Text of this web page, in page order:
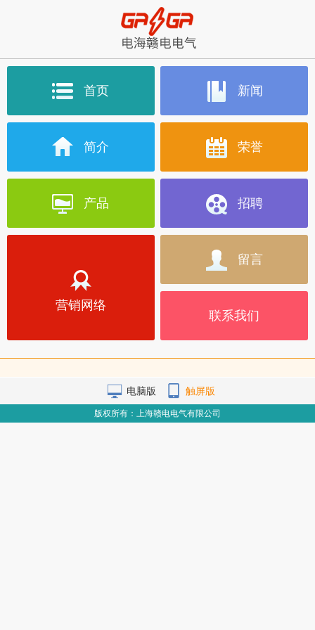
首页 新闻
简介 荣誉
产品 招聘
营销网络
留言
联系我们
电脑版 触屏版
版权所有：上海赣电电气有限公司